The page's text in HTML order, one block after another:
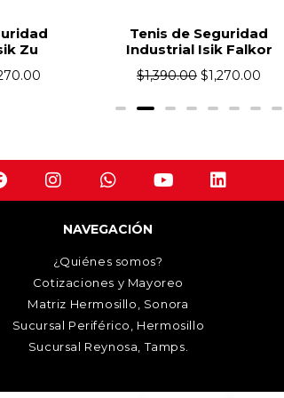
Zu
Tenis de Seguridad
Industrial Isik Falkor
$1,390.00 $1,270.00
NAVEGACIÓN
¿Quiénes somos?
Cotizaciones y Mayoreo
Matriz Hermosillo, Sonora
Sucursal Periférico, Hermosillo
Sucursal Reynosa, Tamps.